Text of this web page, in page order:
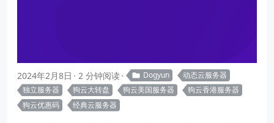
2024年2月8日 2 分钟阅读 Dogyun
动态云服务器
独立服务器
狗云大转盘 狗云美国服务器
狗云香港服务器
狗云优惠码
经典云服务器